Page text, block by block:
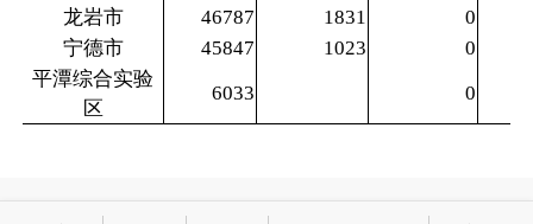
龙岩市
46787 1831
0
宁德市
45847 1023
0
平潭综合实验
区
6033 0